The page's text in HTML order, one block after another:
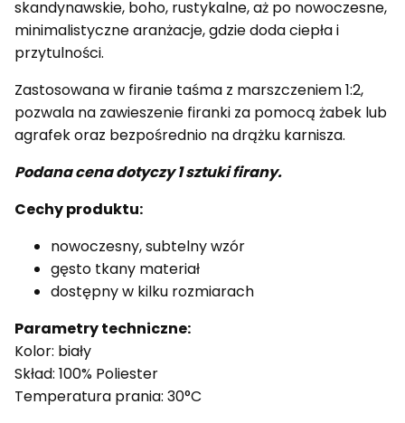
skandynawskie, boho, rustykalne, aż po nowoczesne,
minimalistyczne aranżacje, gdzie doda ciepła i
przytulności.
Zastosowana w firanie taśma z marszczeniem 1:2,
pozwala na zawieszenie firanki za pomocą żabek lub
agrafek oraz bezpośrednio na drążku karnisza.
Podana cena dotyczy 1 sztuki firany.
Cechy produktu:
nowoczesny, subtelny wzór
gęsto tkany materiał
dostępny w kilku rozmiarach
Parametry techniczne:
Kolor: biały
Skład: 100% Poliester
Temperatura prania: 30°C